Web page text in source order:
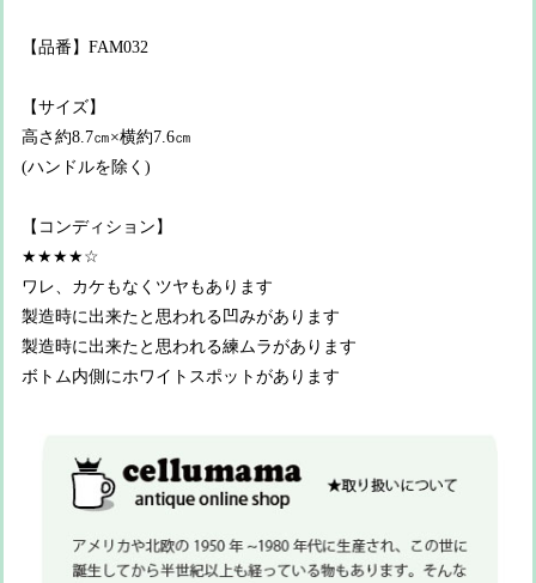
【品番】FAM032
【サイズ】
高さ約8.7㎝×横約7.6㎝
(ハンドルを除く)
【コンディション】
★★★★☆
ワレ、カケもなくツヤもあります
製造時に出来たと思われる凹みがあります
製造時に出来たと思われる練ムラがあります
ボトム内側にホワイトスポットがあります